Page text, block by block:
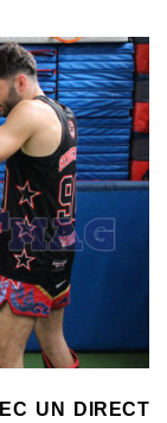
UN DIRECT